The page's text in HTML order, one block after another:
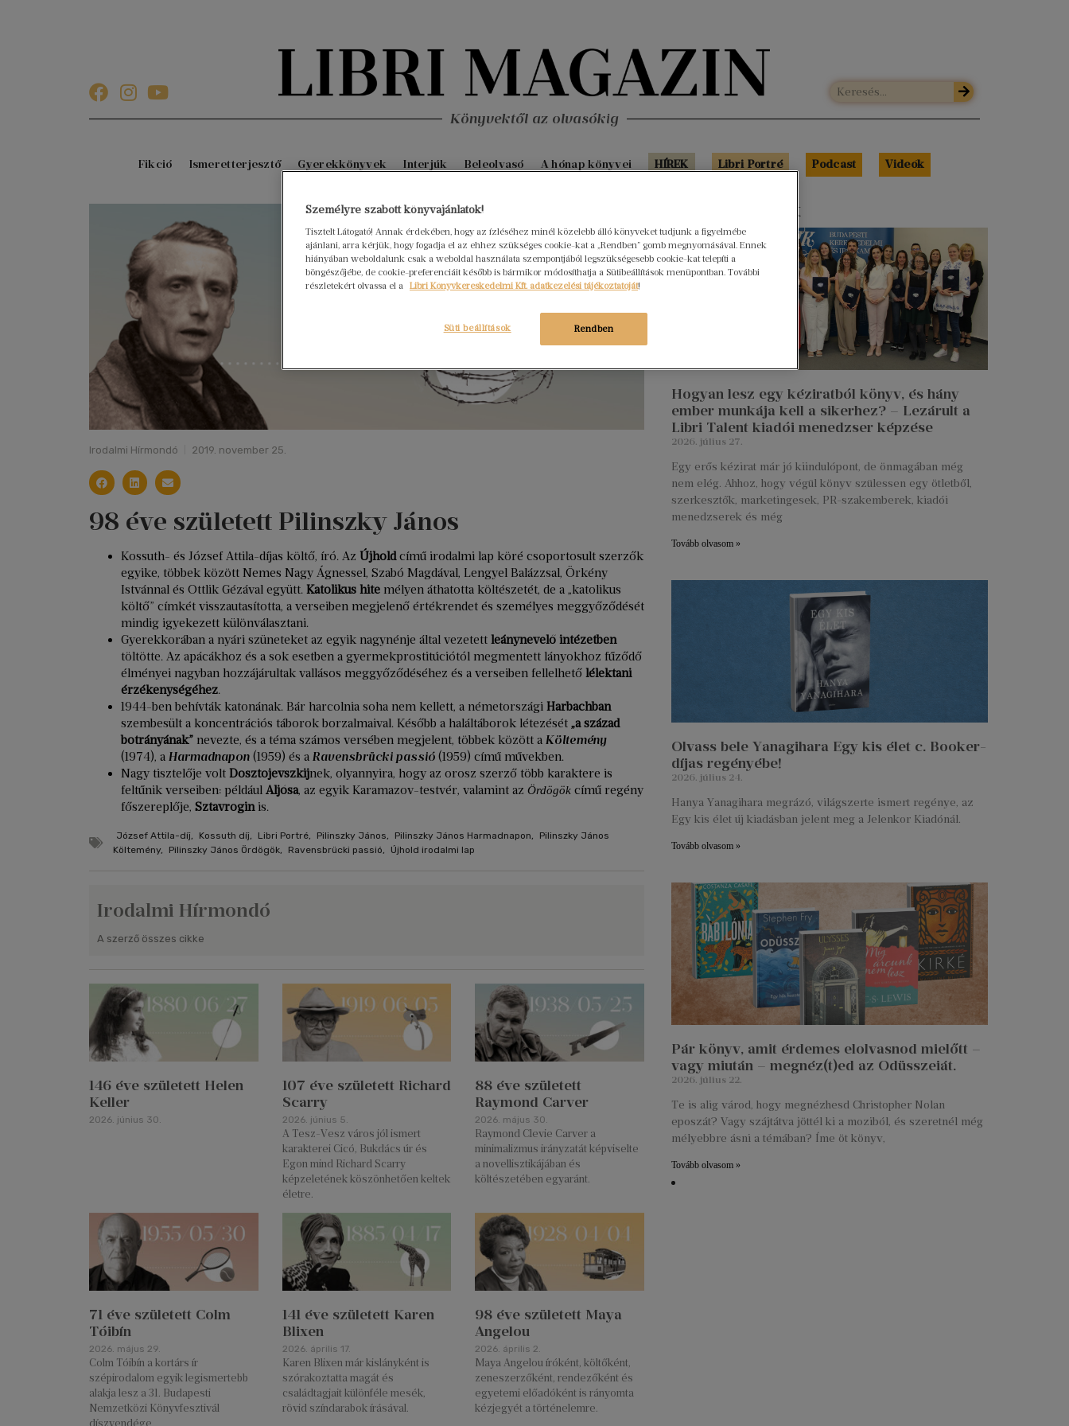
Könyvektől az olvasókig
Fikció Ismeretterjesztő Gyerekkönyvek Interjúk Beleolvasó A hónap könyvei HÍREK Libri Portré Podcast Videók
Irodalmi Hírmondó 2019. november 25.
98 éve született Pilinszky János
Kossuth- és József Attila-díjas költő, író. Az Újholdcímű irodalmi lap köré csoportosult szerzők
egyike, többek között Nemes Nagy Ágnessel, Szabó Magdával, Lengyel Balázzsal, Örkény
Istvánnal és Ottlik Gézával együtt. Katolikus hite mélyen áthatotta költészetét, de a „katolikus
költő” címkét visszautasította, a verseiben megjelenő értékrendet és személyes meggyőződését
mindig igyekezett különválasztani.
Gyerekkorában a nyári szüneteket az egyik nagynénje által vezetett leánynevelő intézetben
töltötte. Az apácákhoz és a sok esetben a gyermekprostitúciótól megmentett lányokhoz fűződő
élményei nagyban hozzájárultak vallásos meggyőződéséhez és a verseiben fellelhető lélektani
érzékenységéhez.
1944-ben behívták katonának. Bár harcolnia soha nem kellett, a németországi Harbachban
szembesült a koncentrációs táborok borzalmaival. Később a haláltáborok létezését „a század
botrányának” nevezte, és a téma számos versében megjelent, többek között a Költemény
(1974), a Harmadnapon (1959) és a Ravensbrücki passió (1959) című művekben.
Nagy tisztelője volt Dosztojevszkijnek, olyannyira, hogy az orosz szerző több karaktere is
feltűnik verseiben: például Aljósa, az egyik Karamazov-testvér, valamint az Ördögök című regény
főszereplője, Sztavroginis.
József Attila-díj, Kossuth díj, Libri Portré, Pilinszky János, Pilinszky János Harmadnapon,
Pilinszky János
Költemény, Pilinszky János Ördögök, Ravensbrücki passió, Újhold irodalmi lap
Irodalmi Hírmondó
A szerző összes cikke
146 éve született Helen
Keller
2026. június 30.
107 éve született Richard
Scarry
2026. június 5.
A Tesz-Vesz város jól ismert
karakterei Cicó, Bukdács úr és
Egon mind Richard Scarry
képzeletének köszönhetően keltek
életre.
88 éve született
Raymond Carver
2026. május 30.
Raymond Clevie Carver a
minimalizmus irányzatát képviselte
a novellisztikájában és
költészetében egyaránt.
71 éve született Colm
Tóibín
2026. május 29.
Colm Tóibín a kortárs ír
szépirodalom egyik legismertebb
alakja lesz a 31. Budapesti
Nemzetközi Könyvfesztivál
díszvendége
141 éve született Karen
Blixen
2026. április 17.
Karen Blixen már kislányként is
szórakoztatta magát és
családtagjait különféle mesék,
rövid színdarabok írásával.
98 éve született Maya
Angelou
2026. április 2.
Maya Angelou íróként, költőként,
zeneszerzőként, rendezőként és
egyetemi előadóként is rányomta
kézjegyét a történelemre.
Friss cikkeink
Hogyan lesz egy kéziratból könyv, és hány
ember munkája kell a sikerhez? – Lezárult a
Libri Talent kiadói menedzser képzése
2026. július 27.
Egy erős kézirat már jó kiindulópont, de önmagában még
nem elég. Ahhoz, hogy végül könyv szülessen egy ötletből,
szerkesztők, marketingesek, PR-szakemberek, kiadói
menedzserek és még
Tovább olvasom »
Olvass bele Yanagihara Egy kis élet c. Booker-
díjas regényébe!
2026. július 24.
Hanya Yanagihara megrázó, világszerte ismert regénye, az
Egy kis élet új kiadásban jelent meg a Jelenkor Kiadónál.
Tovább olvasom »
Pár könyv, amit érdemes elolvasnod mielőtt –
vagy miután – megnéz(t)ed az Odüsszeiát.
2026. július 22.
Te is alig várod, hogy megnézhesd Christopher Nolan
eposzát? Vagy szájtátva jöttél ki a moziból, és szeretnél még
mélyebbre ásni a témában? Íme öt könyv,
Tovább olvasom »
Személyre szabott könyvajánlatok!
Tisztelt Látogató! Annak érdekében, hogy az ízléséhez minél közelebb álló könyveket tudjunk a figyelmébe
ajánlani, arra kérjük, hogy fogadja el az ehhez szükséges cookie-kat a „Rendben” gomb megnyomásával. Ennek
hiányában weboldalunk csak a weboldal használata szempontjából legszükségesebb cookie-kat telepíti a
böngészőjébe, de cookie-preferenciáit később is bármikor módosíthatja a Sütibeállítások menüpontban. További
részletekért olvassa el a
Libri Könyvkereskedelmi Kft. adatkezelési tájékoztatóját!
Rendben
Süti beállítások